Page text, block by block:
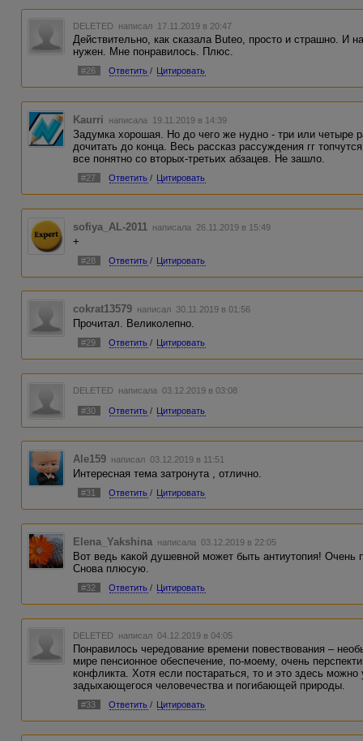
DELETED написал 17.11.2019 в 20:47
Действительно, как сказала Buteo, просто и страшно. И
нужен. Мне понравилось. Плюс.
#26 Ответить / Цитировать
Kaurri написала 19.11.2019 в 14:39
Задумка хорошая. Но до чего же нудно - три или четыре
дочитать до конца. Весь рассказ рассуждения гг
все понятно со вторых-третьих абзацев. Не зашло.
#27 Ответить / Цитировать
sofiya_AL-2011 написала 26.11.2019 в 15:49
+
#28 Ответить / Цитировать
cokrat13579 написал 30.11.2019 в 01:56
Прочитал. Великолепно.
#29 Ответить / Цитировать
DELETED написала 03.12.2019 в 03:08
#30 Ответить / Цитировать
Ale159 написал 03.12.2019 в 11:51
Интересная тема затронута , отлично.
#31 Ответить / Цитировать
Elena_Yakshina написала 03.12.2019 в 22:05
Вот ведь какой душевной может быть антиутопия! Очень
Снова плюсую.
#32 Ответить / Цитировать
DELETED написал 04.12.2019 в 04:05
Понравилось чередование времени повествования –
мире пенсионное обеспечение, по-моему, очень
конфликта. Хотя если постараться, то и это здесь можно
задыхающегося человечества и погибающей природы.
#33 Ответить / Цитировать